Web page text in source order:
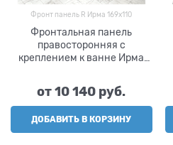
Фронт панель R Ирма 169х110
Фронтальная панель
правосторонняя с
креплением к ванне Ирма
от10 140 руб.
ДОБАВИТЬ В КОРЗИНУ